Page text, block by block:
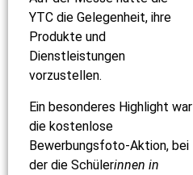
YTC die Gelegenheit, ihre
Produkte und
Dienstleistungen
vorzustellen.
Ein besonderes Highlight war
die kostenlose
Bewerbungsfoto-Aktion, bei
der die Schülerinnen in